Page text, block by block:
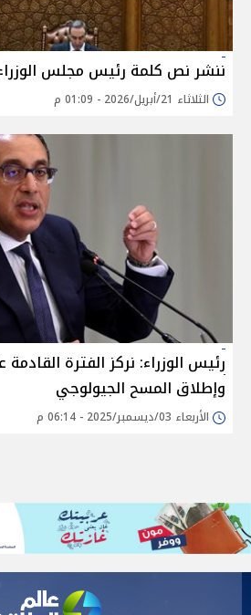
ننشر نص كلمة رئيس مجلس
الثلاثاء 21/أبريل/2026 - 01:09 م
رئيس الوزراء: نركز الفترة
وإطلاق المسح الجيولوجي
الأربعاء 03/ديسمبر/2025 - 06:14 م